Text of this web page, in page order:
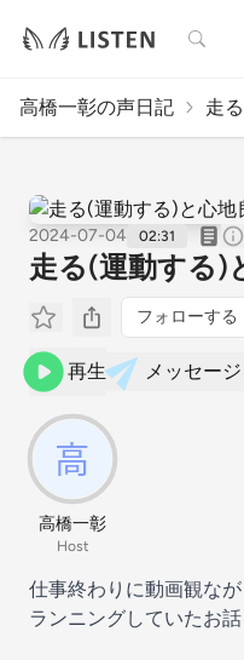
検索
高橋一彰の声日記 走
2024-07-04 02:31
走る(運動する)
フォローする
再生 メッセー
高橋一彰
Host
仕事終わりに動画観なが
ランニングしていたお話